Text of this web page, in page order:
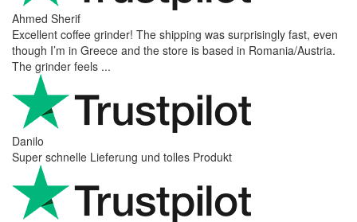
Ahmed Sherif
Excellent coffee grinder! The shipping was surprisingly fast, even
though I’m in Greece and the store is based in Romania/Austria.
The grinder feels ...
Danilo
Super schnelle Lieferung und tolles Produkt